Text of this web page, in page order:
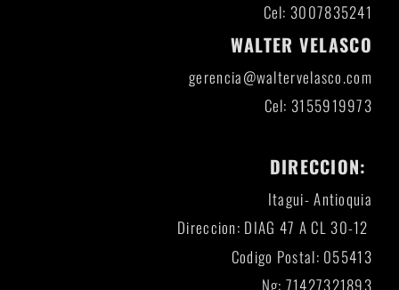
Cel: 3007835241
WALTER VELASCO
gerencia@waltervelasco.com
Cel: 3155919973
DIRECCION:
Itagui- Antioquia
Direccion: DIAG 47 A CL 30-12
Codigo Postal: 055413
Ng: 71427321893